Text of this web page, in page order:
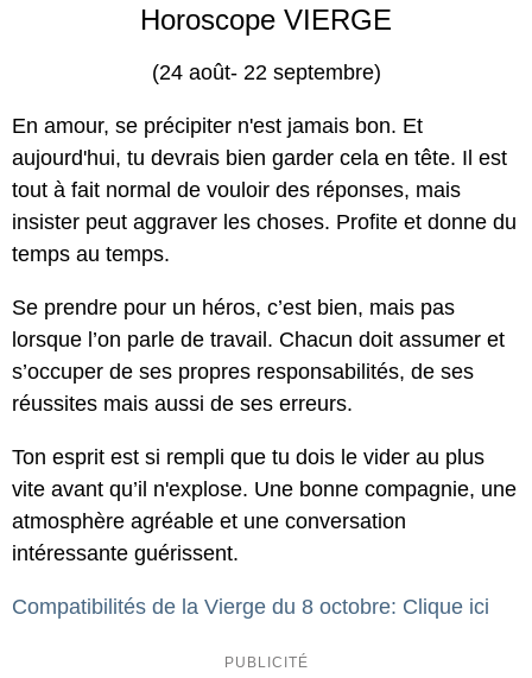
Horoscope VIERGE
(24 août- 22 septembre)
En amour, se précipiter n'est jamais bon. Et
aujourd'hui, tu devrais bien garder cela en tête. Il est
tout à fait normal de vouloir des réponses, mais
insister peut aggraver les choses. Profite et donne du
temps au temps.
Se prendre pour un héros, c’est bien, mais pas
lorsque l’on parle de travail. Chacun doit assumer et
s’occuper de ses propres responsabilités, de ses
réussites mais aussi de ses erreurs.
Ton esprit est si rempli que tu dois le vider au plus
vite avant qu’il n'explose. Une bonne compagnie, une
atmosphère agréable et une conversation
intéressante guérissent.
Compatibilités de la Vierge du 8 octobre: Clique ici